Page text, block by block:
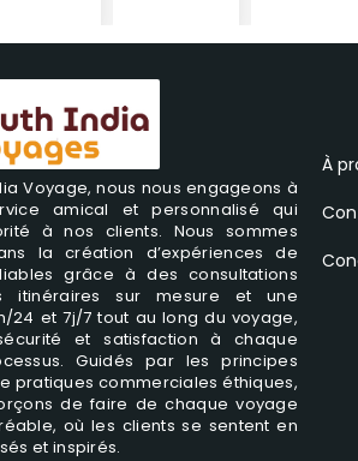
Voyage, nous nous engageons à
amical et personnalisé qui
à nos clients. Nous sommes
la création d’expériences de
grâce à des consultations
itinéraires sur mesure et une
24 et 7j/7 tout au long du voyage,
et satisfaction à chaque
Guidés par les principes
pratiques commerciales éthiques,
de faire de chaque voyage
où les clients se sentent en
et inspirés.
À